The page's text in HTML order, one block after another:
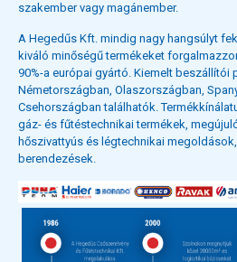
szakember vagy magánember.
A Hegedűs Kft. mindig nagy hangsúlyt
kiváló minőségű termékeket
90%-a európai gyártó. Kiemelt beszállítói
Németországban, Olaszországban,
Csehországban találhatók.
gáz- és fűtéstechnikai termékek,
hőszivattyús és légtechnikai
berendezések.